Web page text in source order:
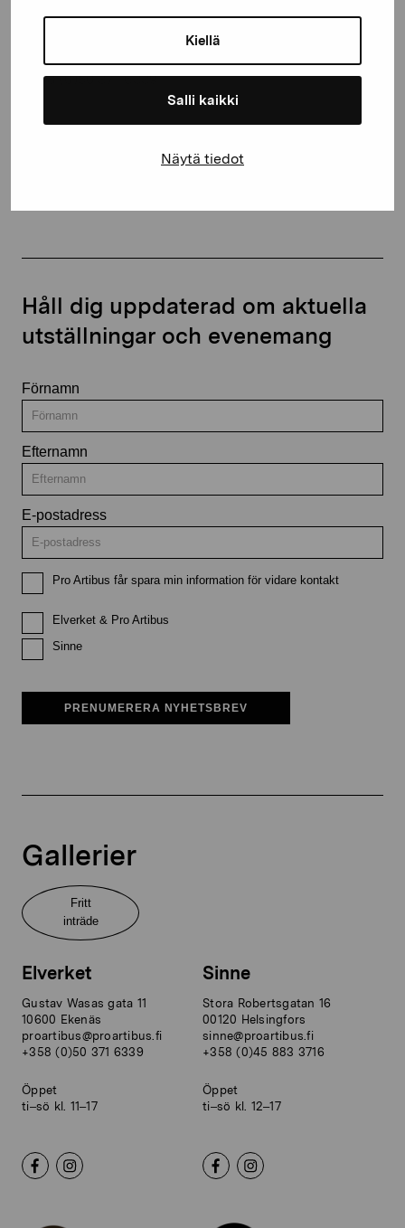
Kiellä
Salli kaikki
Näytä tiedot
+358 (0)50 371 6339
Håll dig uppdaterad om aktuella
utställningar och evenemang
Förnamn
Efternamn
E-postadress
Pro Artibus får spara min information för vidare kontakt
Elverket & Pro Artibus
Sinne
PRENUMERERA NYHETSBREV
Gallerier
Fritt
inträde
Elverket
Gustav Wasas gata 11
10600 Ekenäs
proartibus@proartibus.fi
+358 (0)50 371 6339
Öppet
ti–sö kl. 11–17
Sinne
Stora Robertsgatan 16
00120 Helsingfors
sinne@proartibus.fi
+358 (0)45 883 3716
Öppet
ti–sö kl. 12–17